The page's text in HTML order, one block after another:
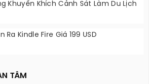
Khuyến Khích Cảnh Sát Làm Du Lịch
Ra Kindle Fire Giá 199 USD
TÂM